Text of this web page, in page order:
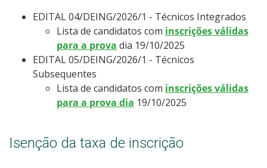
Provas e Gabaritos
Estatísticas dos Processos Seletivos
EDITAL 04/DEING/2026/1 - Técnicos Integrados
Lista de candidatos com inscrições válidas
para a prova dia 19/10/2025
EDITAL 05/DEING/2026/1 - Técnicos
Subsequentes
Lista de candidatos com inscrições válidas
para a prova dia 19/10/2025
Isenção da taxa de inscrição